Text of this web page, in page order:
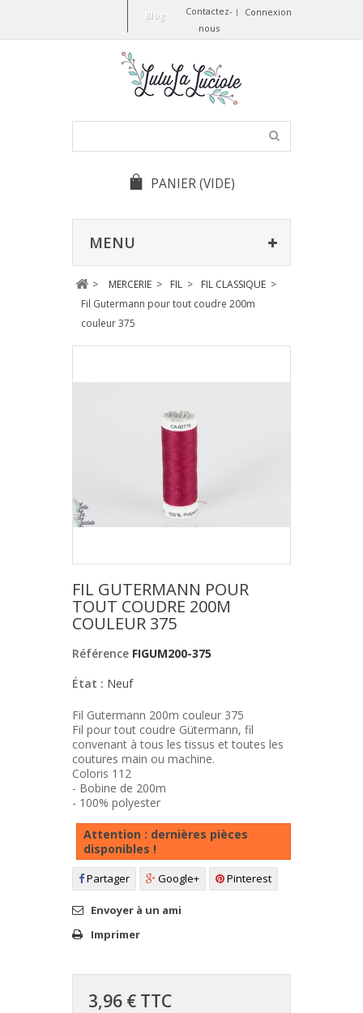
Connexion
Contactez-
nous
Blog
PANIER(VIDE)
MENU
> MERCERIE > FIL > FIL CLASSIQUE >
Fil Gutermann pour tout coudre 200m
couleur 375
FIL GUTERMANN POUR
TOUT COUDRE 200M
COULEUR 375
Référence FIGUM200-375
État : Neuf
Fil Gutermann 200m couleur 375
Fil pour tout coudre Gütermann, fil
convenant à tous les tissus et toutes les
coutures main ou machine.
Coloris 112
- Bobine de 200m
- 100% polyester
Attention : dernières pièces
disponibles !
Partager Google+ Pinterest
Envoyer à un ami
Imprimer
3,96 € TTC